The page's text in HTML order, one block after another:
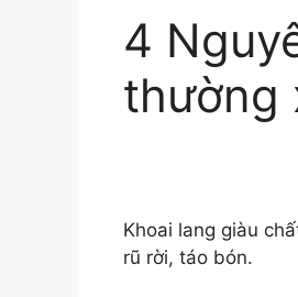
4
thường
Khoai lang giàu
rũ rời, táo bón.